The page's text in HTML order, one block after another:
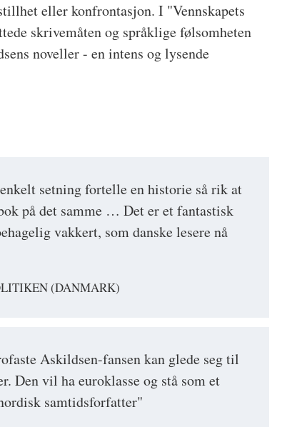
setning fortelle en historie så rik at
på det samme … Det er et fantastisk
vakkert, som danske lesere nå
(DANMARK)
Askildsen-fansen kan glede seg til
Den vil ha euroklasse og stå som et
samtidsforfatter"
eller konfrontasjon. I "Vennskapets
skrivemåten og språklige følsomheten
noveller - en intens og lysende